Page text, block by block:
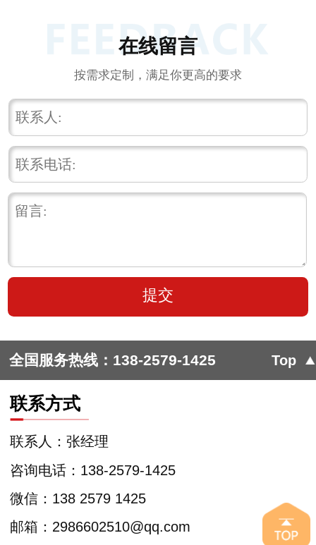
在线留言
按需求定制，满足你更高的要求
全国服务热线： 138-2579-1425 Top
联系方式
咨询电话：138-2579-1425
联系人：张经理
微信：138 2579 1425
邮箱：2986602510@qq.com